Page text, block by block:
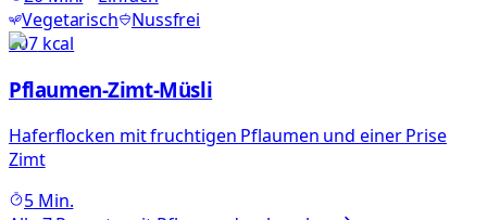
Vegetarisch
Nussfrei
307kcal
Pflaumen-Zimt-Müsli
Haferflocken mit fruchtigen Pflaumen und einer Prise
Zimt
5Min.